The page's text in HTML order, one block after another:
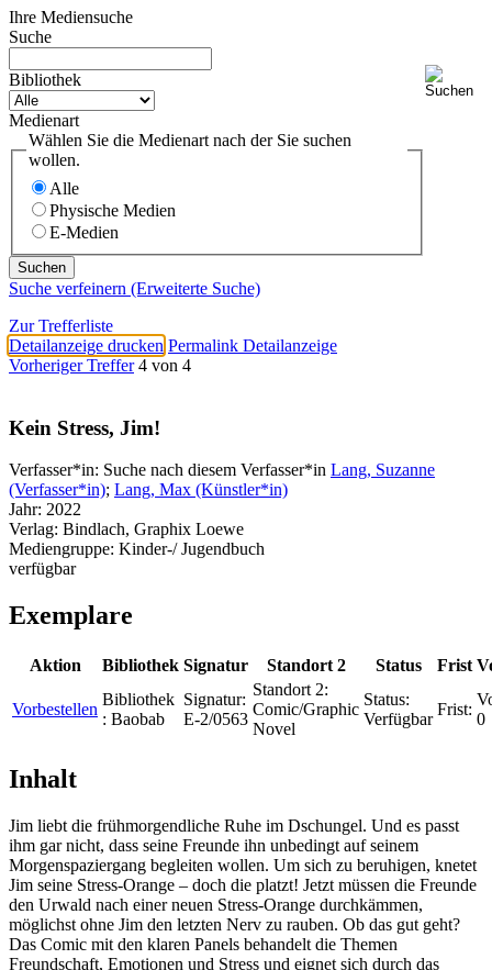
Ihre Mediensuche
Suche
Bibliothek
Medienart
Wählen Sie die Medienart nach der Sie suchen
wollen.
Alle
Physische Medien
E-Medien
Suche verfeinern (Erweiterte Suche)
Zur Trefferliste
Detailanzeige drucken Permalink Detailanzeige
Vorheriger Treffer 4 von 4
Kein Stress, Jim!
Verfasser*in: Suche nach diesem Verfasser*in Lang, Suzanne
(Verfasser*in); Lang, Max (Künstler*in)
Jahr: 2022
Verlag: Bindlach, Graphix Loewe
Mediengruppe: Kinder-/ Jugendbuch
verfügbar
Exemplare
Aktion Bibliothek Signatur Standort 2 Status Frist
Vorbestellen
Bibliothek
: Baobab
Signatur:
E-2/0563
Standort 2:
Comic/Graphic
Novel
Status:
Verfügbar
Frist:
0
Inhalt
Jim liebt die frühmorgendliche Ruhe im Dschungel. Und es passt
ihm gar nicht, dass seine Freunde ihn unbedingt auf seinem
Morgenspaziergang begleiten wollen. Um sich zu beruhigen, knetet
Jim seine Stress-Orange – doch die platzt! Jetzt müssen die Freunde
den Urwald nach einer neuen Stress-Orange durchkämmen,
möglichst ohne Jim den letzten Nerv zu rauben. Ob das gut geht?
Das Comic mit den klaren Panels behandelt die Themen
Freundschaft, Emotionen und Stress und eignet sich durch das